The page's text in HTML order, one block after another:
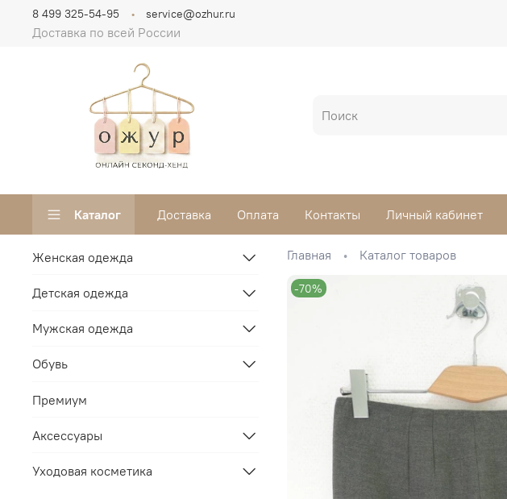
Доставка по всей России
8 499 325-54-95 service@ozhur.ru
Каталог Доставка Оплата Контакты Личный кабинет
Главная Каталог товаров
-70%
Женская одежда
Детская одежда
Мужская одежда
Обувь
Премиум
Аксессуары
Уходовая косметика